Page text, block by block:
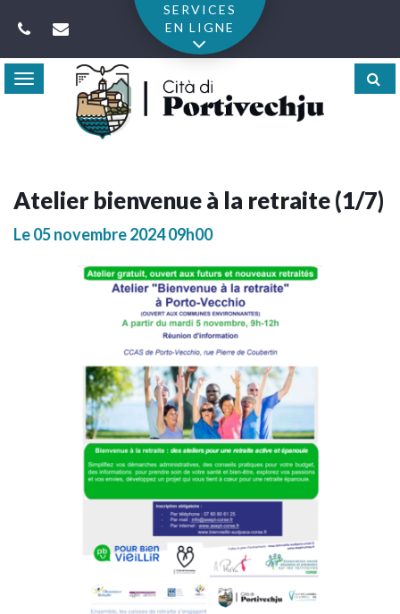
SERVICES
EN LIGNE
Toggle
navigation
Atelier bienvenue à la retraite (1/7)
Le05novembre202409h00